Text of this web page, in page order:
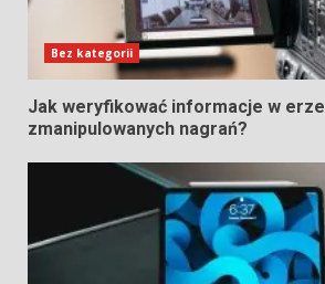
Bez kategorii
Jak weryfikować informacje w erze
zmanipulowanych nagrań?